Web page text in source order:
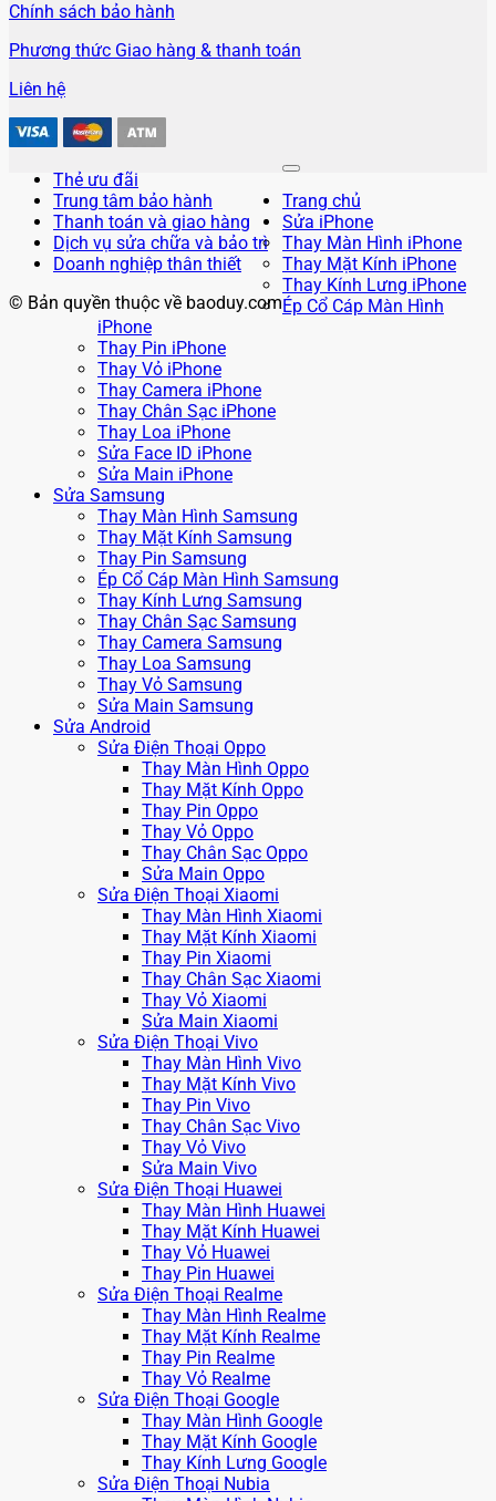
Chính sách bảo hành
Phương thức Giao hàng & thanh toán
Liên hệ
Thẻ ưu đãi
Trung tâm bảo hành
Thanh toán và giao hàng
Dịch vụ sửa chữa và bảo trì
Doanh nghiệp thân thiết
© Bản quyền thuộc về baoduy.com
Trang chủ
Sửa iPhone
Thay Màn Hình iPhone
Thay Mặt Kính iPhone
Thay Kính Lưng iPhone
Ép Cổ Cáp Màn Hình
iPhone
Thay Pin iPhone
Thay Vỏ iPhone
Thay Camera iPhone
Thay Chân Sạc iPhone
Thay Loa iPhone
Sửa Face ID iPhone
Sửa Main iPhone
Sửa Samsung
Thay Màn Hình Samsung
Thay Mặt Kính Samsung
Thay Pin Samsung
Ép Cổ Cáp Màn Hình Samsung
Thay Kính Lưng Samsung
Thay Chân Sạc Samsung
Thay Camera Samsung
Thay Loa Samsung
Thay Vỏ Samsung
Sửa Main Samsung
Sửa Android
Sửa Điện Thoại Oppo
Thay Màn Hình Oppo
Thay Mặt Kính Oppo
Thay Pin Oppo
Thay Vỏ Oppo
Thay Chân Sạc Oppo
Sửa Main Oppo
Sửa Điện Thoại Xiaomi
Thay Màn Hình Xiaomi
Thay Mặt Kính Xiaomi
Thay Pin Xiaomi
Thay Chân Sạc Xiaomi
Thay Vỏ Xiaomi
Sửa Main Xiaomi
Sửa Điện Thoại Vivo
Thay Màn Hình Vivo
Thay Mặt Kính Vivo
Thay Pin Vivo
Thay Chân Sạc Vivo
Thay Vỏ Vivo
Sửa Main Vivo
Sửa Điện Thoại Huawei
Thay Màn Hình Huawei
Thay Mặt Kính Huawei
Thay Vỏ Huawei
Thay Pin Huawei
Sửa Điện Thoại Realme
Thay Màn Hình Realme
Thay Mặt Kính Realme
Thay Pin Realme
Thay Vỏ Realme
Sửa Điện Thoại Google
Thay Màn Hình Google
Thay Mặt Kính Google
Thay Kính Lưng Google
Sửa Điện Thoại Nubia